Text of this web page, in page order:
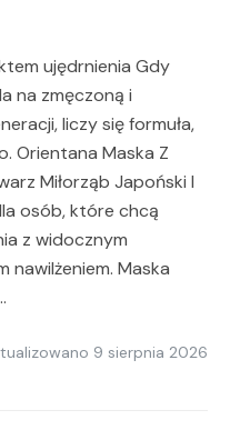
ujędrnienia Gdy
na zmęczoną i
liczy się formuła,
Orientana Maska Z
Miłorząb Japoński I
osób, które chcą
z widocznym
nawilżeniem. Maska
9 sierpnia 2026